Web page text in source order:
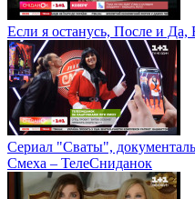
Если я останусь, После и
Сериал "Сваты",
Смеха – ТелеСниданок